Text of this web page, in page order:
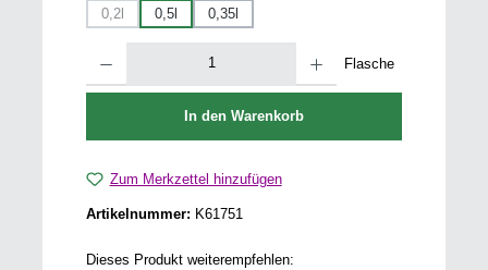
0,2l
(Diese Option ist zurzeit nicht verfügbar.)
0,5l 0,35l
Flasche
In den Warenkorb
Zum Merkzettel hinzufügen
Artikelnummer: K61751
Dieses Produkt weiterempfehlen: